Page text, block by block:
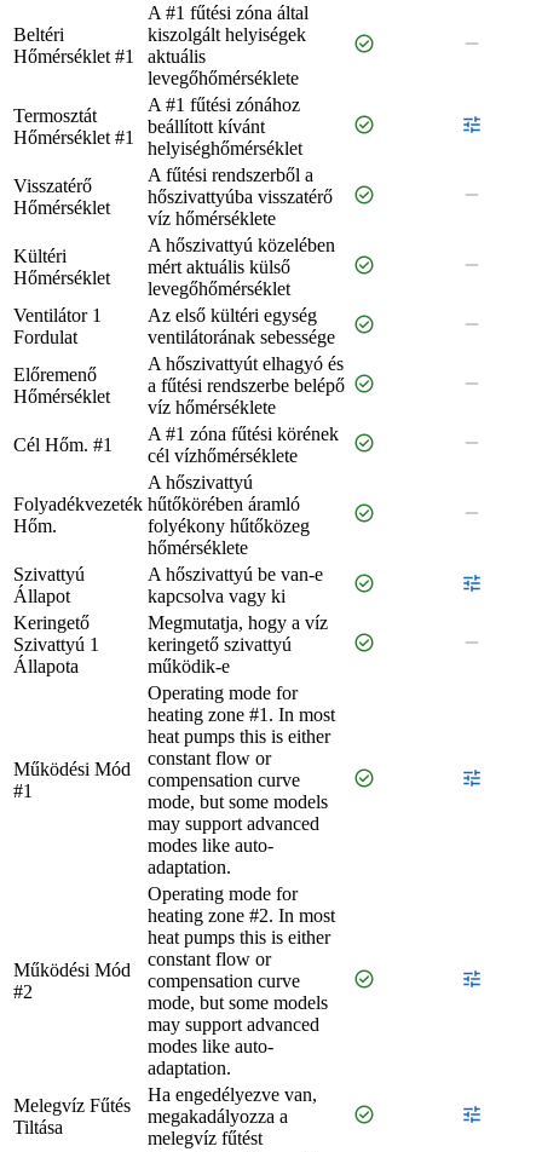
Beltéri
Hőmérséklet #1
A #1 fűtési zóna által
kiszolgált helyiségek
aktuális
levegőhőmérséklete
check_circle remove
Termosztát
Hőmérséklet #1
A #1 fűtési zónához
beállított kívánt
helyiséghőmérséklet
check_circle tune
Visszatérő
Hőmérséklet
A fűtési rendszerből a
hőszivattyúba visszatérő
víz hőmérséklete
check_circle remove
Kültéri
Hőmérséklet
A hőszivattyú közelében
mért aktuális külső
levegőhőmérséklet
check_circle remove
Ventilátor 1
Fordulat
Az első kültéri egység
ventilátorának sebessége
check_circle remove
Előremenő
Hőmérséklet
A hőszivattyút elhagyó és
a fűtési rendszerbe belépő
víz hőmérséklete
check_circle remove
Cél Hőm. #1
A #1 zóna fűtési körének
cél vízhőmérséklete
check_circle remove
Folyadékvezeték
Hőm.
A hőszivattyú
hűtőkörében áramló
folyékony hűtőközeg
hőmérséklete
check_circle remove
Szivattyú
Állapot
A hőszivattyú be van-e
kapcsolva vagy ki
check_circle tune
Keringető
Szivattyú 1
Állapota
Megmutatja, hogy a víz
keringető szivattyú
működik-e
check_circle remove
Működési Mód
#1
Operating mode for
heating zone #1. In most
heat pumps this is either
constant flow or
compensation curve
mode, but some models
may support advanced
modes like auto-
adaptation.
check_circle tune
Működési Mód
#2
Operating mode for
heating zone #2. In most
heat pumps this is either
constant flow or
compensation curve
mode, but some models
may support advanced
modes like auto-
adaptation.
check_circle tune
Melegvíz Fűtés
Tiltása
Ha engedélyezve van,
megakadályozza a
melegvíz fűtést
check_circle tune